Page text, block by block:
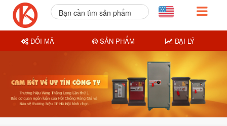
Bạn cần tìm sản phẩm
ĐỔI MÃ SẢN PHẨM ĐẠI LÝ